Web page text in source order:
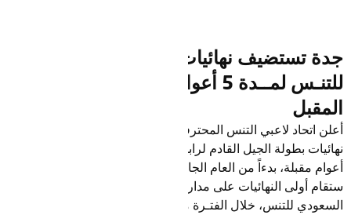
جدة تستضيف نهائيات الجولة العالمية
للتنـس لمــدة 5 أعوام بدءاً من نوفمبـر
المقبل
أعلن اتحاد لاعبي التنس المحترفين، عن فوز مدينة جدة باستضافة
نهائيات بطولة الجيل القادم لرابطة محترفي التنس لمدة خمسة
ستقام أولى النهائيات على مدار خمسة أيام، بالشراكة مع الاتحاد